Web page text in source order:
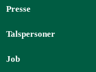
Presse
Talspersoner
Job